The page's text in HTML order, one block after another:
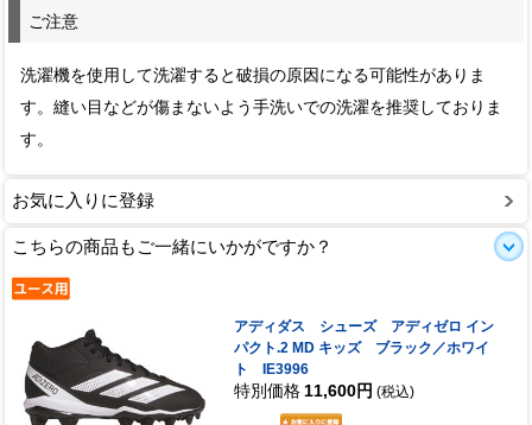
ご注意
洗濯機を使用して洗濯すると破損の原因になる可能性がありま
す。縫い目などが傷まないよう手洗いでの洗濯を推奨しておりま
す。
お気に入りに登録
こちらの商品もご一緒にいかがですか？
アディダス シューズ アディゼロ イン
パクト.2 MD キッズ ブラック／ホワイ
ト IE3996
特別価格 11,600円 (税込)